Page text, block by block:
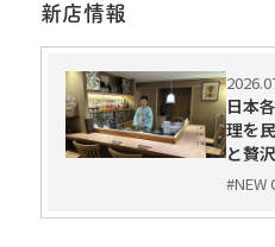
新店情報
日本
理を
と贅
#NEW